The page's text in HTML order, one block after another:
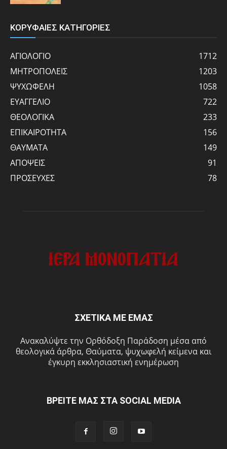
ΚΟΡΥΦΑΙΕΣ ΚΑΤΗΓΟΡΙΕΣ
ΑΓΙΟΛΟΓΙΟ
1712
ΜΗΤΡΟΠΟΛΕΙΣ
1203
ΨΥΧΩΦΕΛΗ
1058
ΕΥΑΓΓΕΛΙΟ
722
ΘΕΟΛΟΓΙΚΑ
233
ΕΠΙΚΑΙΡΟΤΗΤΑ
156
ΘΑΥΜΑΤΑ
149
ΑΠΟΨΕΙΣ
91
ΠΡΟΣΕΥΧΕΣ
78
ΣΧΕΤΙΚΑ ΜΕ ΕΜΑΣ
Ανακαλύψτε την Ορθόδοξη Παράδοση μέσα από
θεολογικά άρθρα, Θαύματα, ψυχωφελή κείμενα και
έγκυρη εκκλησιαστική ενημέρωση
ΒΡΕΙΤΕ ΜΑΣ ΣΤΑ SOCIAL MEDIA